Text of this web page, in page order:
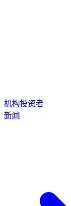
机构投资者
新闻